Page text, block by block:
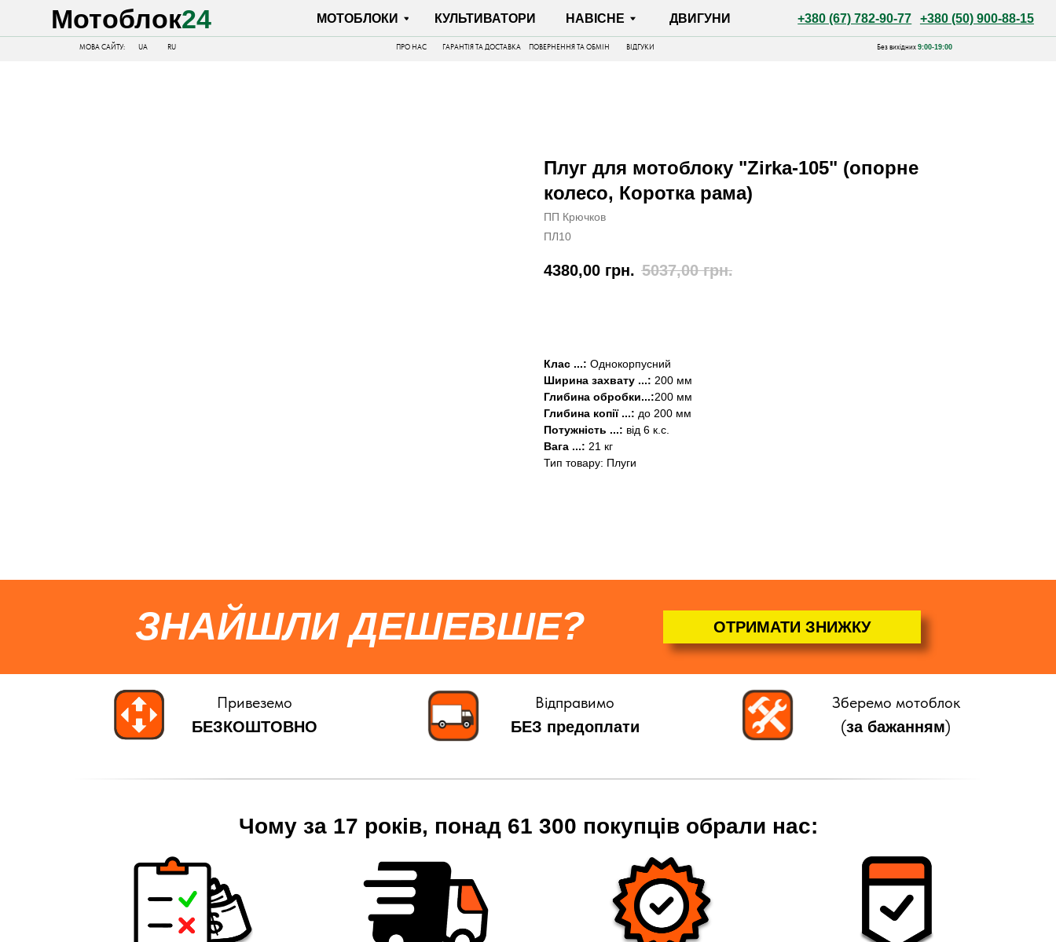
Мотоблок24 +380 (67) 782-90-77 +380 (50) 900-88-15
МОТОБЛОКИ КУЛЬТИВАТОРИ НАВІСНЕ ДВИГУНИ
Плуг для мотоблоку "Zirka-105" (опорне
колесо, Коротка рама)
ПП Крючков
ПЛ10
4380,00 грн. 5037,00 грн.
Клас ...: Однокорпусний
Ширина захвату ...: 200 мм
Глибина обробки...:200 мм
Глибина копії ...: до 200 мм
Потужність ...: від 6 к.с.
Вага ...: 21 кг
Тип товару: Плуги
ЗНАЙШЛИ ДЕШЕВШЕ? ОТРИМАТИ ЗНИЖКУ
Відправимо
БЕЗ предоплати
Привеземо
БЕЗКОШТОВНО
Зберемо мотоблок
(за бажанням)
Чому за 17 років, понад 61 300 покупців обрали нас: